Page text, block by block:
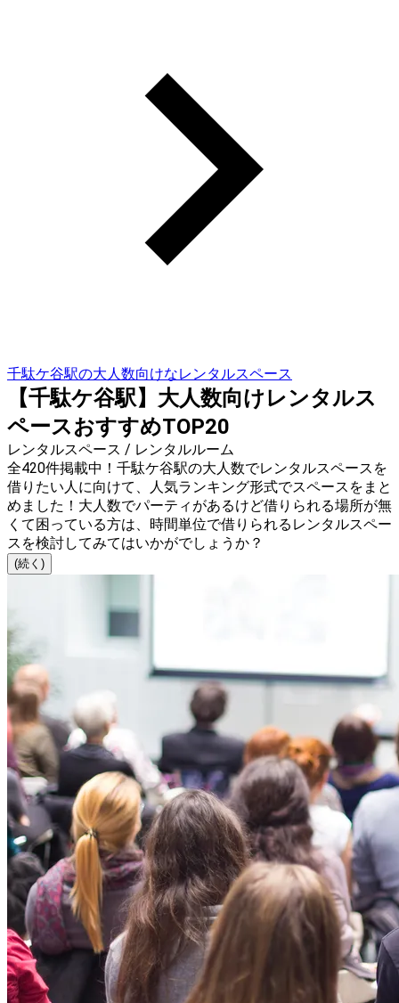
千駄ケ谷駅の大人数向けなレンタルスペース
【千駄ケ谷駅】大人数向けレンタルス
ペースおすすめTOP20
レンタルスペース / レンタルルーム
全420件掲載中！千駄ケ谷駅の大人数でレンタルスペースを
借りたい人に向けて、人気ランキング形式でスペースをまと
めました！大人数でパーティがあるけど借りられる場所が無
くて困っている方は、時間単位で借りられるレンタルスペー
スを検討してみてはいかがでしょうか？
(続く)